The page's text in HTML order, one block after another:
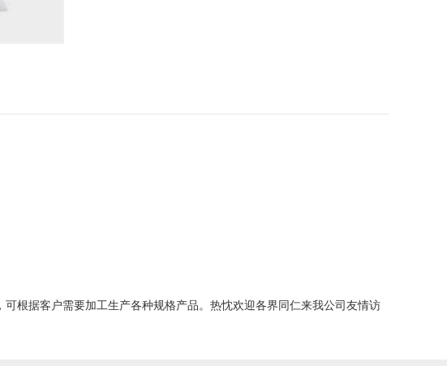
根据客户需要加工生产各种规格产品。热忱欢迎各界同仁来我公司友情访